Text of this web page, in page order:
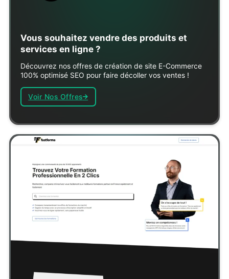
Vous souhaitez vendre des produits et
services en ligne ?
Découvrez nos offres de création de site E-Commerce
100% optimisé SEO pour faire décoller vos ventes !
Voir Nos Offres